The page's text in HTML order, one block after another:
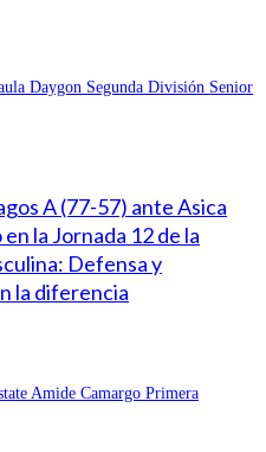
Daygon Segunda División Senior
A (77-57) ante Asica
la Jornada 12 de la
Defensa y
la diferencia
Amide Camargo Primera